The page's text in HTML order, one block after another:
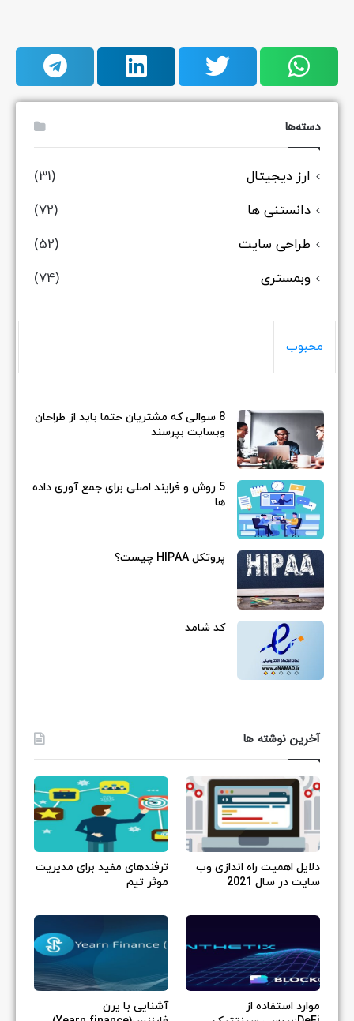
دسته‌ها
ارز دیجیتال
دانستنی ها
طراحی سایت
وبمستری
محبوب
8 سوالی که مشتریان حتما باید از طراحان
وبسایت بپرسند
5 روش و فرایند اصلی برای جمع آوری داده
ها
پروتکل HIPAA چیست؟
کد شامد
آخرین نوشته ها
دلایل اهمیت راه اندازی وب
سایت در سال 2021
ترفندهای مفید برای مدیریت
موثر تیم
موارد استفاده از
آشنایی با یرن